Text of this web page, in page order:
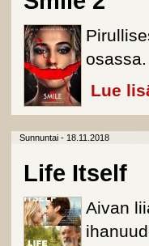
osassa.
Lue
Sunnuntai - 18.11.2018
Life Itself
Aivan